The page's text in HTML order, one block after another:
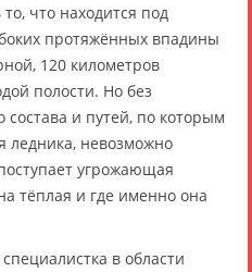
что находится под
протяжённых впадины
120 километров
полости. Но без
состава и путей, по которым
ледника, невозможно
угрожающая
тёплая и где именно она
в области